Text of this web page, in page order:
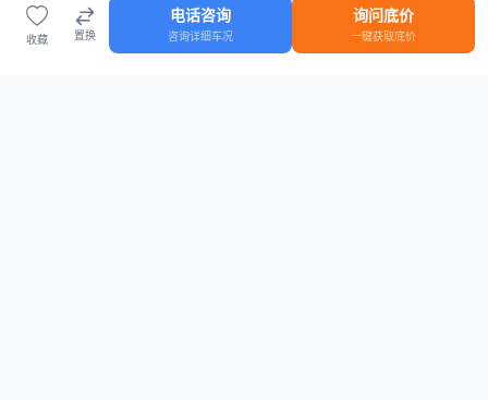
收藏 置换
电话咨询
咨询详细车况
询问底价
一键获取底价
车源 知识 登录